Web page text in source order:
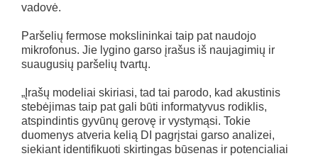
vadovė.
Paršelių fermose mokslininkai taip pat naudojo
mikrofonus. Jie lygino garso įrašus iš naujagimių ir
suaugusių paršelių tvartų.
„Įrašų modeliai skiriasi, tad tai parodo, kad akustinis
stebėjimas taip pat gali būti informatyvus rodiklis,
atspindintis gyvūnų gerovę ir vystymąsi. Tokie
duomenys atveria kelią DI pagrįstai garso analizei,
siekiant identifikuoti skirtingas būsenas ir potencialiai